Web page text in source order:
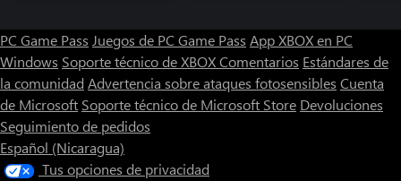
PC Game Pass Juegos de PC Game Pass App XBOX en PC
Windows Soporte técnico de XBOXComentarios Estándares de
la comunidad Advertencia sobre ataques fotosensibles Cuenta
de Microsoft Soporte técnico de Microsoft Store Devoluciones
Seguimiento de pedidos
Español (Nicaragua)
Tus opciones de privacidad